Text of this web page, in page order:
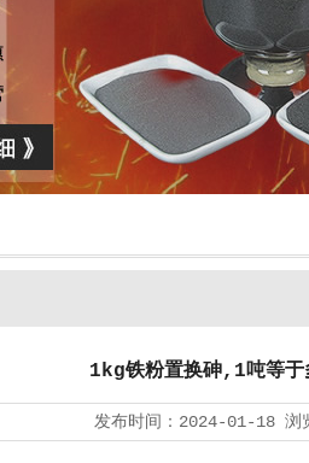
1kg铁粉置换砷,1吨等于
发布时间： 2024-01-18 浏